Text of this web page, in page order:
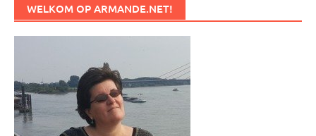
WELKOM OP ARMANDE.NET!